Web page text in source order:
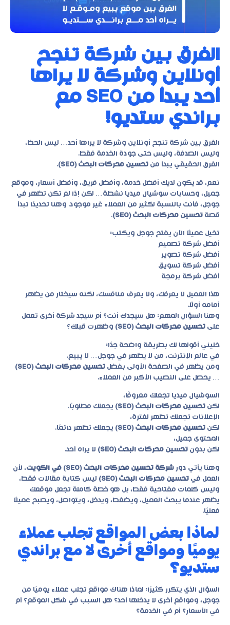
الفرق بين شركة تنجح
أونلاين وشركة لا يراها
أحد يبدأ من SEO مع
براندي ستديو!
الفرق بين شركة تنجح أونلاين وشركة لا يراها أحد… ليس الحظ،
وليس الصدفة، وليس حتى جودة الخدمة فقط.
الفرق الحقيقي يبدأ من تحسين محركات البحث (SEO) .
نعم، قد يكون لديك أفضل خدمة، وأفضل فريق، وأفضل أسعار، وموقع
جميل، وحسابات سوشيال ميديا نشطة… لكن إذا لم تكن تظهر في
جوجل، فأنت بالنسبة لكثير من العملاء غير موجود. وهنا تحديدًا تبدأ
قصة تحسين محركات البحث (SEO) .
تخيل عميلًا الآن يفتح جوجل ويكتب:
أفضل شركة تصميم
أفضل شركة تصوير
أفضل شركة تسويق
أفضل شركة برمجة
هذا العميل لا يعرفك، ولا يعرف منافسك، لكنه سيختار من يظهر
أمامه أولًا.
وهنا السؤال المهم: هل سيجدك أنت؟ أم سيجد شركة أخرى تعمل
على تحسين محركات البحث (SEO) وظهرت قبلك؟
خليني أقولها لك بطريقة واضحة جدًا:
في عالم الإنترنت، من لا يظهر في جوجل… لا يبيع.
ومن يظهر في الصفحة الأولى بفضل تحسين محركات البحث (SEO)
… يحصل على النصيب الأكبر من العملاء.
السوشيال ميديا تجعلك معروفًا،
لكن تحسين محركات البحث (SEO)
يجعلك مطلوبًا.
الإعلانات تجعلك تظهر لفترة،
لكن تحسين محركات البحث (SEO)
يجعلك تظهر دائمًا.
المحتوى جميل،
لكن بدون تحسين محركات البحث (SEO) لا يراه أحد.
وهنا يأتي دور شركة تحسين محركات البحث (SEO) في الكويت
، لأن
العمل في تحسين محركات البحث (SEO)
ليس كتابة مقالات فقط،
وليس كلمات مفتاحية فقط، بل هو خطة كاملة تجعل موقعك
يظهر عندما يبحث العميل، ويضغط، ويدخل، ويتواصل، ويصبح عميلًا
فعليًا.
لماذا بعض المواقع تجلب عملاء
يوميًا ومواقع أخرى لا مع براندي
ستديو؟
السؤال الذي يتكرر كثيرًا: لماذا هناك مواقع تجلب عملاء يوميًا من
جوجل، ومواقع أخرى لا يدخلها أحد؟ هل السبب في شكل الموقع؟ أم
في الأسعار؟ أم في الخدمة؟